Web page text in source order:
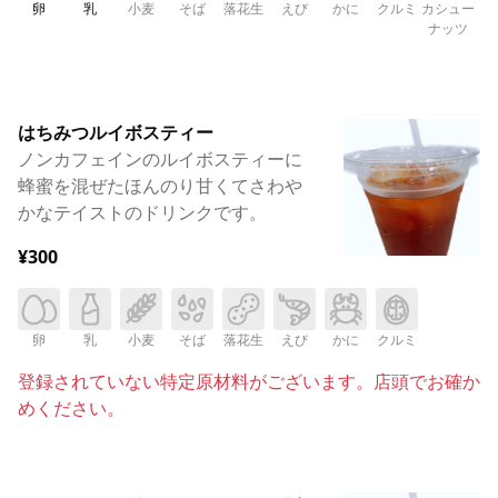
卵 乳 小麦 そば 落花生 えび かに クルミ カシュー
ナッツ
はちみつルイボスティー
ノンカフェインのルイボスティーに
蜂蜜を混ぜたほんのり甘くてさわや
かなテイストのドリンクです。
¥300
卵 乳 小麦 そば 落花生 えび かに クルミ
登録されていない特定原材料がございます。店頭でお確か
めください。